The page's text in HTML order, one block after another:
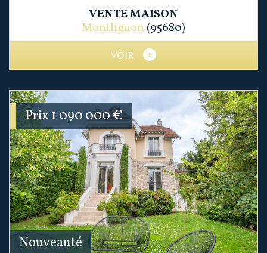
VENTEMAISON
Montlignon (95680)
VOIR
Nouveauté
Prix1 090 000€